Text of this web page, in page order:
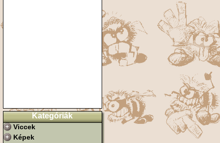
Kategóriák
Viccek
Képek